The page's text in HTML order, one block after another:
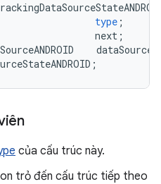
type ;
next ;
dataSource
;
của cấu trúc này.
trỏ đến cấu trúc tiếp theo